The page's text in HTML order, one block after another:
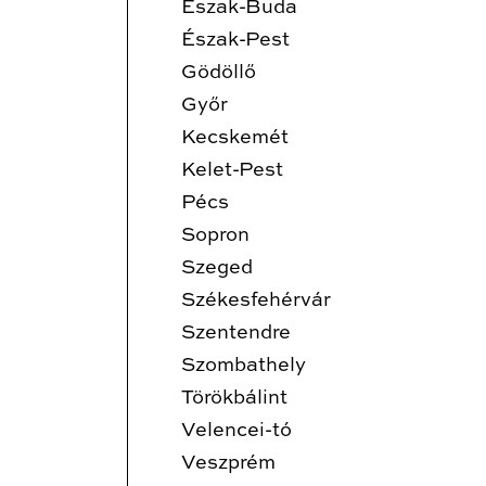
Észak-Buda
Észak-Pest
Gödöllő
Győr
Kecskemét
Kelet-Pest
Pécs
Sopron
Szeged
Székesfehérvár
Szentendre
Szombathely
Törökbálint
Velencei-tó
Veszprém